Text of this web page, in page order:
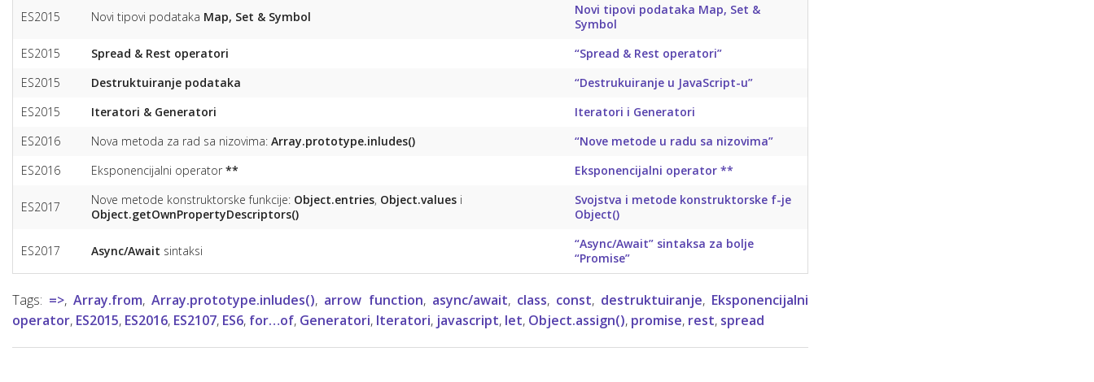
ES2015 Novi tipovi podataka Map, Set & Symbol
Novi tipovi podataka Map, Set &
Symbol
ES2015
Spread & Rest operatori
“Spread & Rest operatori”
ES2015
Destruktuiranje podataka
“Destrukuiranje u JavaScript-u”
ES2015
Iteratori & Generatori
Iteratori i Generatori
ES2016
Nova metoda za rad sa nizovima: Array.prototype.inludes()
“Nove metode u radu sa nizovima”
ES2016
Eksponencijalni operator ** Eksponencijalni operator **
ES2017 Nove metode konstruktorske funkcije: Object.entries, Object.values i
Object.getOwnPropertyDescriptors()
Svojstva i metode konstruktorske f-je
Object()
ES2017 Async/Await sintaksi
“Async/Await” sintaksa za bolje
“Promise”
Tags: =>,Array.from,Array.prototype.inludes(), arrow function, async/await, class, const, destruktuiranje, Eksponencijalni
operator, ES2015, ES2016, ES2107, ES6, for…of, Generatori, Iteratori, javascript, let, Object.assign(), promise, rest, spread